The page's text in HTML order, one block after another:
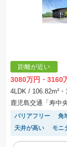
距離が近い
3080万円・3160
4LDK / 106.82m²・
鹿児島交通「寿中
バリアフリー 角
天井が高い
モニ
フラット35適合